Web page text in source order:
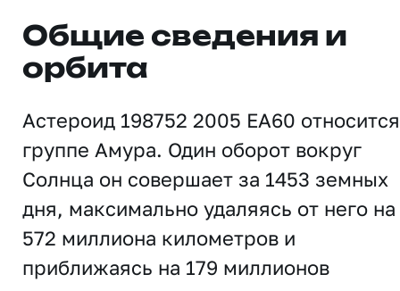
Общие сведения и
орбита
Астероид 198752 2005 EA60
группе Амура. Один оборот вокруг
Солнца он совершает за 1453 земных
дня, максимально удаляясь от него на
572 миллиона километров и
приближаясь на 179 миллионов